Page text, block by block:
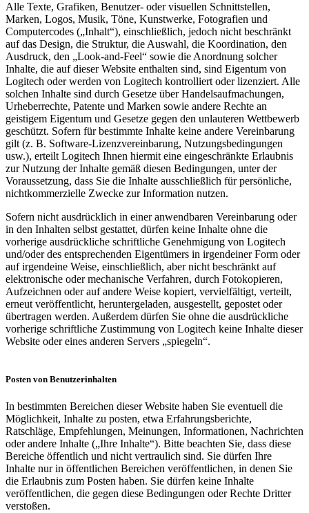
Alle Texte, Grafiken, Benutzer- oder visuellen Schnittstellen,
Marken, Logos, Musik, Töne, Kunstwerke, Fotografien und
Computercodes („Inhalt“), einschließlich, jedoch nicht beschränkt
auf das Design, die Struktur, die Auswahl, die Koordination, den
Ausdruck, den „Look-and-Feel“ sowie die Anordnung solcher
Inhalte, die auf dieser Website enthalten sind, sind Eigentum von
Logitech oder werden von Logitech kontrolliert oder lizenziert. Alle
solchen Inhalte sind durch Gesetze über Handelsaufmachungen,
Urheberrechte, Patente und Marken sowie andere Rechte an
geistigem Eigentum und Gesetze gegen den unlauteren Wettbewerb
geschützt. Sofern für bestimmte Inhalte keine andere Vereinbarung
gilt (z. B. Software-Lizenzvereinbarung, Nutzungsbedingungen
usw.), erteilt Logitech Ihnen hiermit eine eingeschränkte Erlaubnis
zur Nutzung der Inhalte gemäß diesen Bedingungen, unter der
Voraussetzung, dass Sie die Inhalte ausschließlich für persönliche,
nichtkommerzielle Zwecke zur Information nutzen.
Sofern nicht ausdrücklich in einer anwendbaren Vereinbarung oder
in den Inhalten selbst gestattet, dürfen keine Inhalte ohne die
vorherige ausdrückliche schriftliche Genehmigung von Logitech
und/oder des entsprechenden Eigentümers in irgendeiner Form oder
auf irgendeine Weise, einschließlich, aber nicht beschränkt auf
elektronische oder mechanische Verfahren, durch Fotokopieren,
Aufzeichnen oder auf andere Weise kopiert, vervielfältigt, verteilt,
erneut veröffentlicht, heruntergeladen, ausgestellt, gepostet oder
übertragen werden. Außerdem dürfen Sie ohne die ausdrückliche
vorherige schriftliche Zustimmung von Logitech keine Inhalte dieser
Website oder eines anderen Servers „spiegeln“.
Posten von Benutzerinhalten
In bestimmten Bereichen dieser Website haben Sie eventuell die
Möglichkeit, Inhalte zu posten, etwa Erfahrungsberichte,
Ratschläge, Empfehlungen, Meinungen, Informationen, Nachrichten
oder andere Inhalte („Ihre Inhalte“). Bitte beachten Sie, dass diese
Bereiche öffentlich und nicht vertraulich sind. Sie dürfen Ihre
Inhalte nur in öffentlichen Bereichen veröffentlichen, in denen Sie
die Erlaubnis zum Posten haben. Sie dürfen keine Inhalte
veröffentlichen, die gegen diese Bedingungen oder Rechte Dritter
verstoßen.